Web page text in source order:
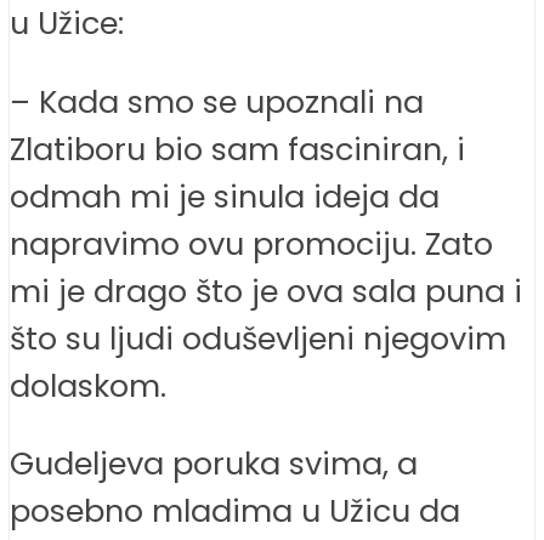
u Užice:
– Kada smo se upoznali na
Zlatiboru bio sam fasciniran, i
odmah mi je sinula ideja da
napravimo ovu promociju. Zato
mi je drago što je ova sala puna i
što su ljudi oduševljeni njegovim
dolaskom.
Gudeljeva poruka svima, a
posebno mladima u Užicu da